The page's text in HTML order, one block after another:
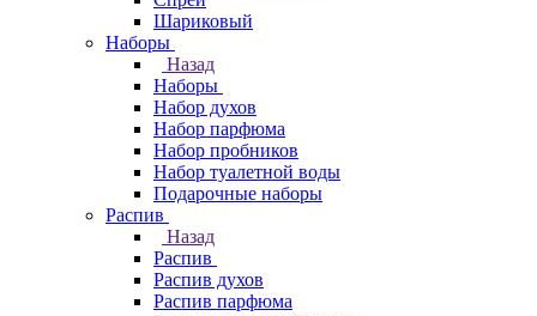
Шариковый
Наборы
Назад
Наборы
Набор духов
Набор парфюма
Набор пробников
Набор туалетной воды
Подарочные наборы
Распив
Назад
Распив
Распив духов
Распив парфюма